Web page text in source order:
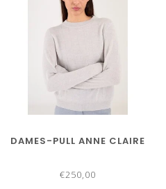
DAMES-PULL ANNE CLAIRE
€250,00